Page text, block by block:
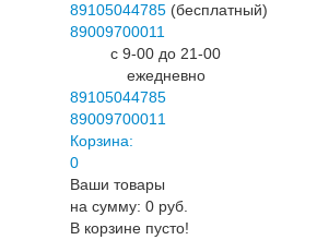
89105044785 (бесплатный)
89009700011
c 9-00 до 21-00
ежедневно
89105044785
89009700011
Корзина:
0
Ваши товары
на сумму: 0 руб.
В корзине пусто!